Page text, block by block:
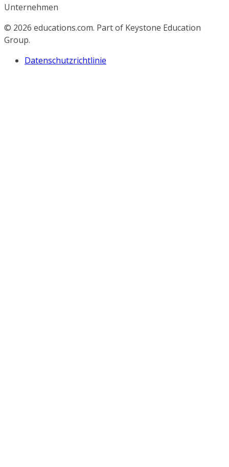
Unternehmen
© 2026 educations.com. Part of Keystone Education
Group.
Datenschutzrichtlinie